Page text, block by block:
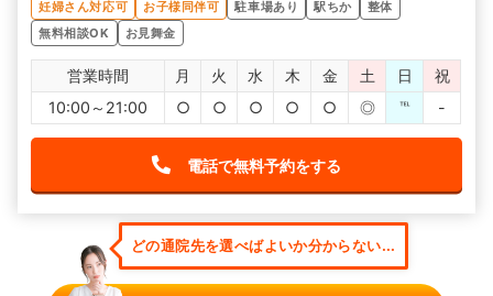
妊婦さん対応可 お子様同伴可 駐車場あり 駅ちか
整体
無料相談OK
お見舞金
営業時間 月 火 水 木 金 土 日
祝
10:00～21:00
○ ○ ○ ○ ○ ◎ ℡ -
電話で無料予約をする
どの通院先を選べばよいか分からない...